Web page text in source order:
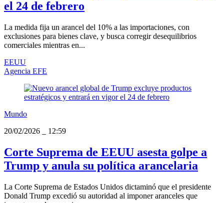
el 24 de febrero
La medida fija un arancel del 10% a las importaciones, con
exclusiones para bienes clave, y busca corregir desequilibrios
comerciales mientras en...
EEUU
Agencia EFE
Mundo
20/02/2026
12:59
Corte Suprema de EEUU asesta golpe a
Trump y anula su política arancelaria
La Corte Suprema de Estados Unidos dictaminó que el presidente
Donald Trump excedió su autoridad al imponer aranceles que